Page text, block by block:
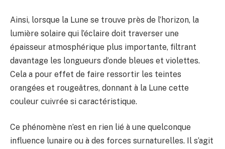
Ainsi, lorsque la Lune se trouve près de l’horizon, la
lumière solaire qui l’éclaire doit traverser une
épaisseur atmosphérique plus importante, filtrant
davantage les longueurs d’onde bleues et violettes.
Cela a pour effet de faire ressortir les teintes
orangées et rougeâtres, donnant à la Lune cette
couleur cuivrée si caractéristique.
Ce phénomène n’est en rien lié à une quelconque
influence lunaire ou à des forces surnaturelles. Il s’agit